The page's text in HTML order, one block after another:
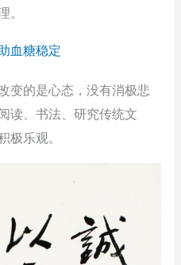
血糖稳定
变的是心态，没有消极悲
读、书法、研究传统文
乐观。